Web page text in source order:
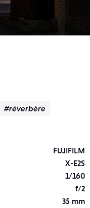
#réverbère
FUJIFILM
X-E2S
1/160
f/2
35 mm